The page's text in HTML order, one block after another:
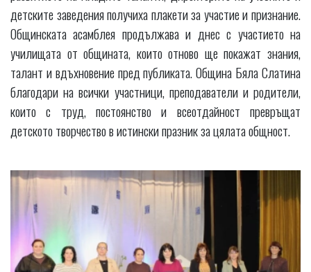
детските заведения получиха плакети за участие и признание.
Общинската асамблея продължава и днес с участието на
училищата от общината, които отново ще покажат знания,
талант и вдъхновение пред публиката. Община Бяла Слатина
благодари на всички участници, преподаватели и родители,
които с труд, постоянство и всеотдайност превръщат
детското творчество в истински празник за цялата общност.